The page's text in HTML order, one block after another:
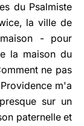
du Psalmiste
la ville de
- pour
la maison du
ne pas
m'a
sur un
paternelle et